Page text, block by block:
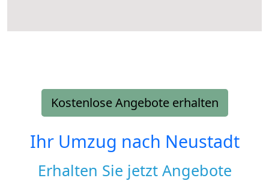
Kostenlose Angebote erhalten
Ihr Umzug nach Neustadt
Erhalten Sie jetzt Angebote